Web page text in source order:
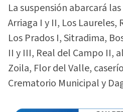
La suspensión abarcará
Arriaga I y II, Los Laureles,
Los Prados I, Sitradima,
II y III, Real del Campo II,
Zoila, Flor del Valle,
Crematorio Municipal y